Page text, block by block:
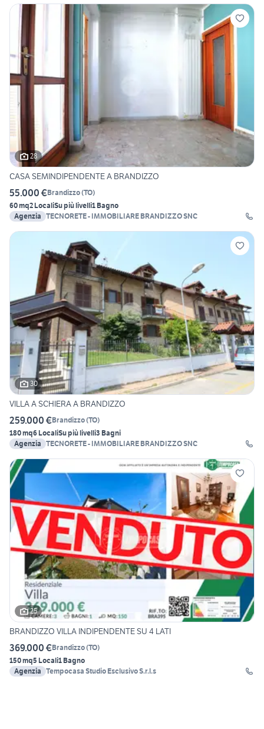
28
CASA SEMINDIPENDENTE A BRANDIZZO
55.000 €Brandizzo(TO)
60 mq2 LocaliSu più livelli1 Bagno
Agenzia TECNORETE - IMMOBILIARE BRANDIZZO SNC
30
VILLA A SCHIERA A BRANDIZZO
259.000 €Brandizzo(TO)
180 mq6 LocaliSu più livelli3 Bagni
Agenzia TECNORETE - IMMOBILIARE BRANDIZZO SNC
25
BRANDIZZO VILLA INDIPENDENTE SU 4 LATI
369.000 €Brandizzo(TO)
150 mq5 Locali1 Bagno
Agenzia Tempocasa Studio Esclusivo S.r.l.s